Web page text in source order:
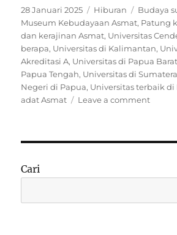
Posted
on
28 Januari 2025 Categories
Hiburan Tags
Budaya
Museum Kebudayaan Asmat, Patung
dan kerajinan Asmat, Universitas
berapa, Universitas di Kalimantan,
Akreditasi A, Universitas di Papua
Papua Tengah, Universitas di
Negeri di Papua, Universitas terbaik
adat Asmat
Leave a commenton
Cari